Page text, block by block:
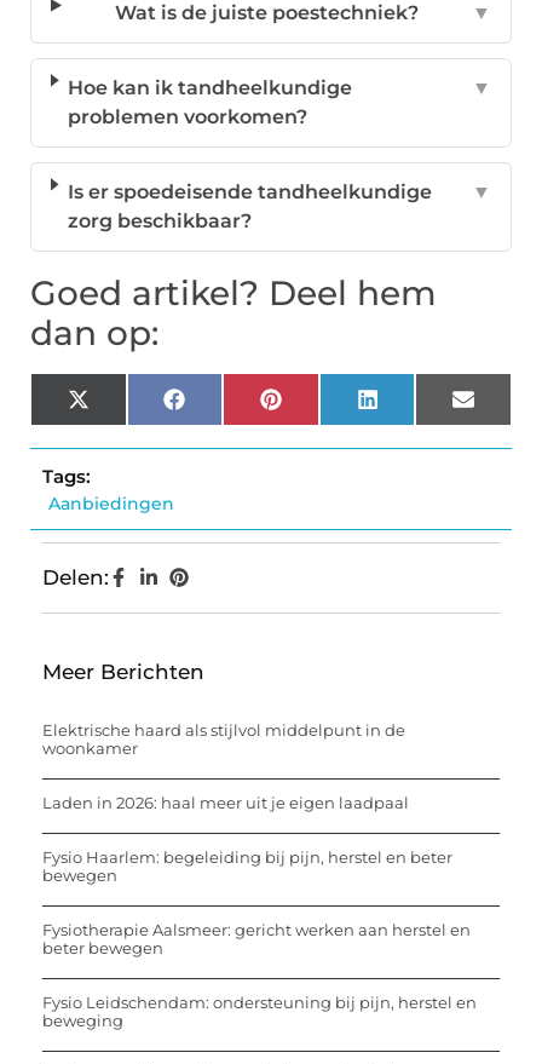
Wat is de juiste poestechniek? ▼
Hoe kan ik tandheelkundige
problemen voorkomen?
▼
Is er spoedeisende tandheelkundige
zorg beschikbaar?
▼
Goed artikel? Deel hem
dan op:
X
(Twitter)
FacebookPinterestLinkedIn Email
Tags:
Aanbiedingen
Delen:
Meer Berichten
Elektrische haard als stijlvol middelpunt in de
woonkamer
Laden in 2026: haal meer uit je eigen laadpaal
Fysio Haarlem: begeleiding bij pijn, herstel en beter
bewegen
Fysiotherapie Aalsmeer: gericht werken aan herstel en
beter bewegen
Fysio Leidschendam: ondersteuning bij pijn, herstel en
beweging